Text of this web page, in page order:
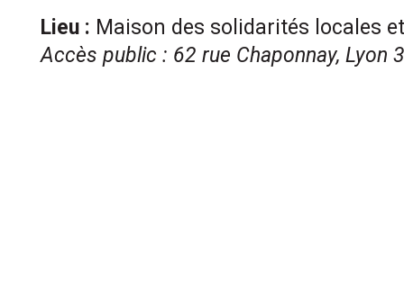
Lieu : Maison des solidarités locales
Accès public : 62 rue Chaponnay, Lyon